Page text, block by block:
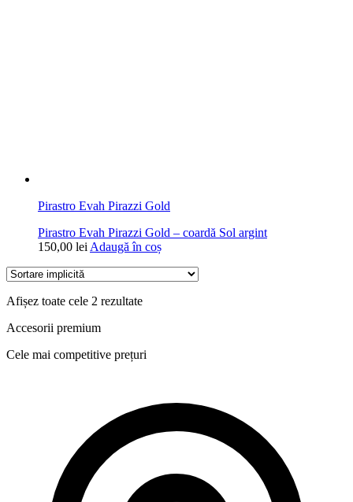
Pirastro Evah Pirazzi Gold
Pirastro Evah Pirazzi Gold – coardă Sol argint
150,00 lei Adaugă în coș
Afișez toate cele 2 rezultate
Accesorii premium
Cele mai competitive prețuri